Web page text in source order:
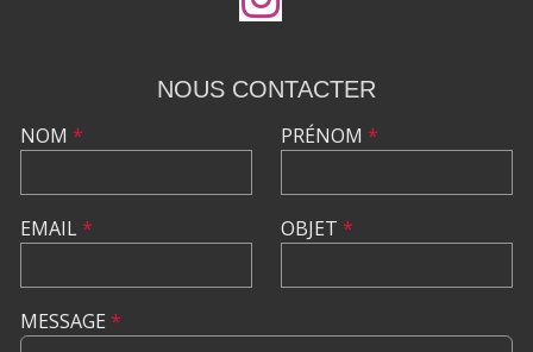
NOUS CONTACTER
NOM *
EMAIL*
PRÉNOM *
OBJET *
MESSAGE *